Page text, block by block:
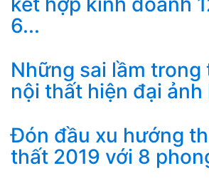
6...
Những sai lầm trong
nội thất hiện đại ảnh
Đón đầu xu hướng
thất 2019 với 8